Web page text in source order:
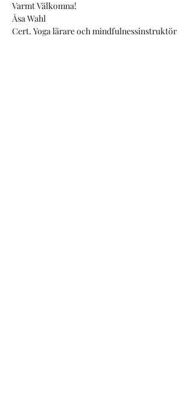
Varmt Välkomna!
Åsa Wahl
Cert. Yoga lärare och mindfulnessinstruktör